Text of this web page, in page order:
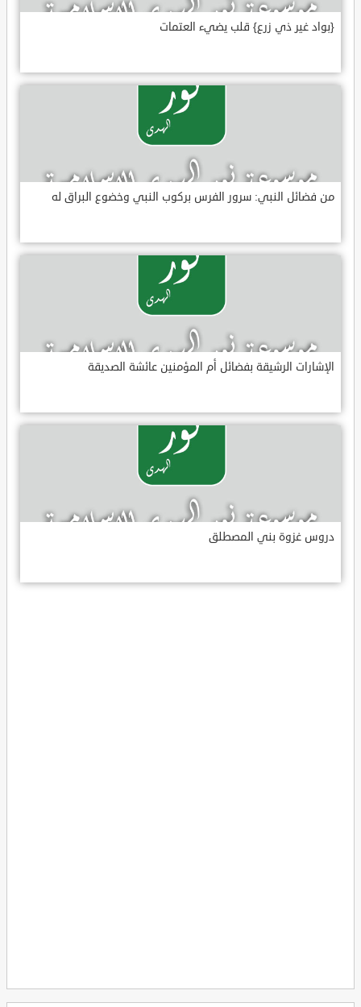
{بواد غير ذي زرع} قلب يضيء العتمات
من فضائل النبي: سرور الفرس بركوب النبي وخضوع البراق له
الإشارات الرشيقة بفضائل أم المؤمنين عائشة الصديقة
دروس غزوة بني المصطلق